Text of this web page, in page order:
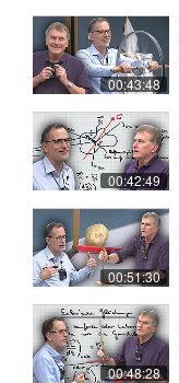
00:43:48
00:42:49
00:51:30
00:48:28